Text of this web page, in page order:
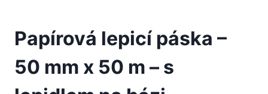
Papírová lepicí páska –
50 mm x 50 m – s